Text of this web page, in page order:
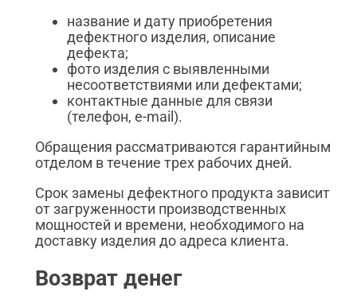
название и дату приобретения
дефектного изделия, описание
дефекта;
фото изделия с выявленными
несоответствиями или дефектами;
контактные данные для связи
(телефон, e-mail).
Обращения рассматриваются гарантийным
отделом в течение трех рабочих дней.
Срок замены дефектного продукта зависит
от загруженности производственных
мощностей и времени, необходимого на
доставку изделия до адреса клиента.
Возврат денег